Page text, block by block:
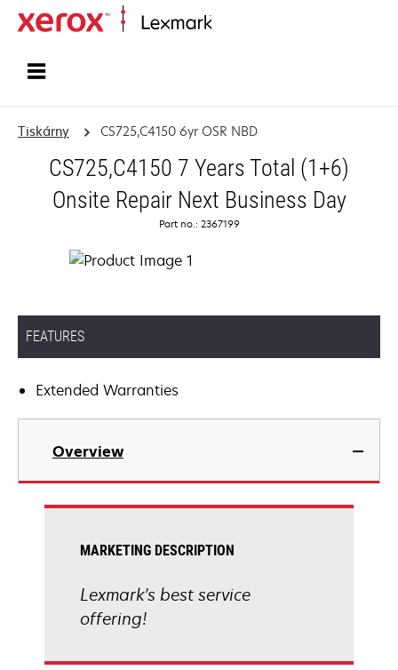
Tiskárny CS725,C4150 6yr OSR NBD
CS725,C4150 7 Years Total (1+6)
Onsite Repair Next Business Day
Part no.: 2367199
FEATURES
Extended Warranties
Overview
MARKETING DESCRIPTION
Lexmark's best service
offering!